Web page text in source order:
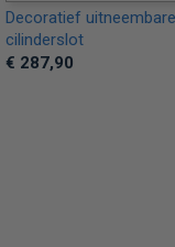
Decoratief
cilinderslot
€ 287,90